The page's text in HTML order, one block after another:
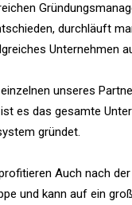
durchläuft
Unternehmen
unseres
es das gesamte
gründet.
Auch nach
und kann auf ein